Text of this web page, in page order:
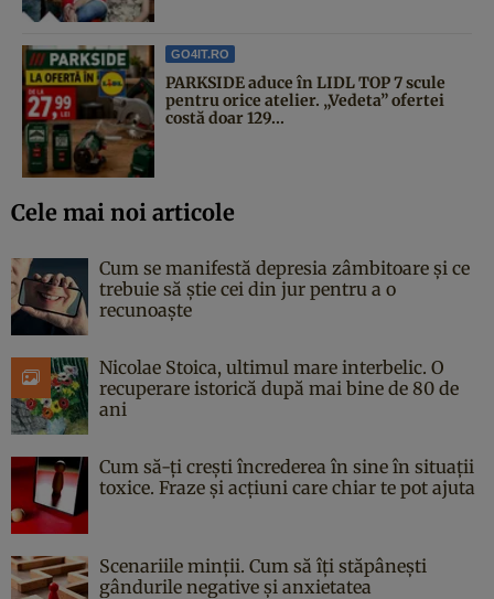
GO4IT.RO
PARKSIDE aduce în LIDL TOP 7 scule
pentru orice atelier. „Vedeta” ofertei
costă doar 129...
Cele mai noi articole
Cum se manifestă depresia zâmbitoare și ce
trebuie să știe cei din jur pentru a o
recunoaște
Nicolae Stoica, ultimul mare interbelic. O
recuperare istorică după mai bine de 80 de
ani
Cum să-ți crești încrederea în sine în situații
toxice. Fraze și acțiuni care chiar te pot ajuta
Scenariile minții. Cum să îți stăpânești
gândurile negative și anxietatea